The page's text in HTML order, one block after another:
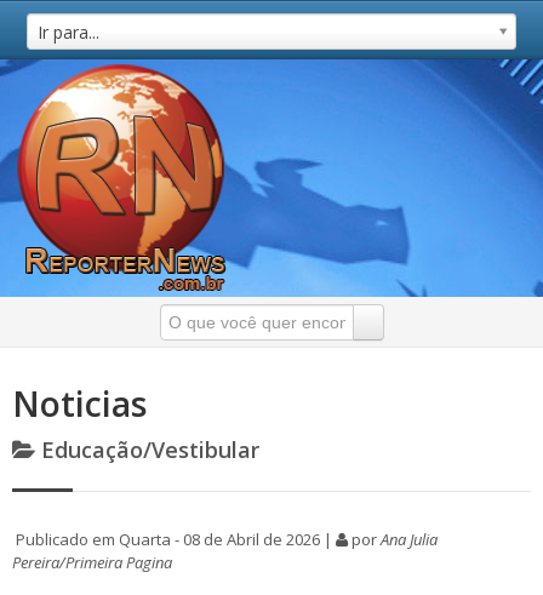
Ir para...
Noticias
Educação/Vestibular
Publicado em Quarta - 08 de Abril de 2026 | porAna Julia
Pereira/Primeira Pagina